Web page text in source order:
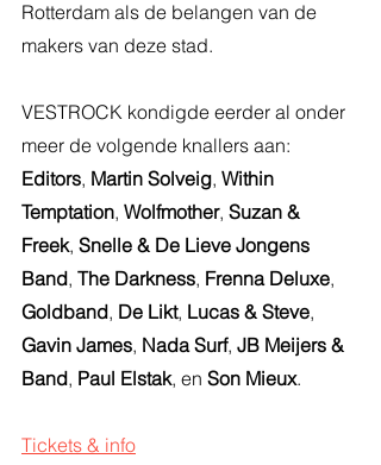
Rotterdam als de belangen van de
makers van deze stad.
VESTROCK kondigde eerder al onder
meer de volgende knallers aan:
Editors, Martin Solveig, Within
Temptation, Wolfmother, Suzan &
Freek, Snelle & De Lieve Jongens
Band, The Darkness, Frenna Deluxe,
Goldband, De Likt, Lucas & Steve,
Gavin James, Nada Surf, JB Meijers &
Band, Paul Elstak, en Son Mieux.
Tickets & info